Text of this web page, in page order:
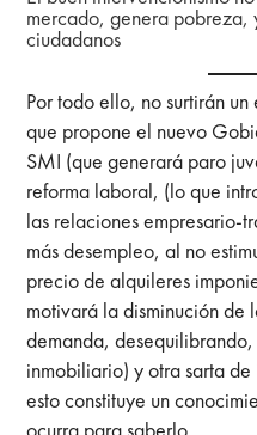
mercado, genera pobreza,
ciudadanos
Por todo ello, no surtirán
que propone el nuevo
SMI (que generará paro
reforma laboral, (lo que
las relaciones empresario-
más desempleo, al no
precio de alquileres
motivará la disminución de
demanda,
inmobiliario) y otra sarta
esto constituye un
ocurra para saberlo.